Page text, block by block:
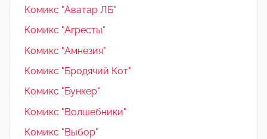
Комикс "Аватар ЛБ"
Комикс "Агресты"
Комикс "Амнезия"
Комикс "Бродячий Кот"
Комикс "Бункер"
Комикс "Волшебники"
Комикс "Выбор"